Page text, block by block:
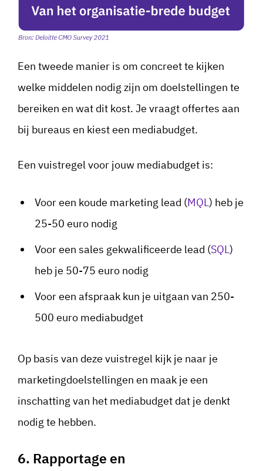
Een tweede manier is om concreet te kijken
welke middelen nodig zijn om doelstellingen te
bereiken en wat dit kost. Je vraagt offertes aan
bij bureaus en kiest een mediabudget.
Een vuistregel voor jouw mediabudget is:
Voor een koude marketing lead (MQL) heb je
25-50 euro nodig
Voor een sales gekwalificeerde lead (SQL)
heb je 50-75 euro nodig
Voor een afspraak kun je uitgaan van 250-
500 euro mediabudget
Op basis van deze vuistregel kijk je naar je
marketingdoelstellingen en maak je een
inschatting van het mediabudget dat je denkt
nodig te hebben.
6. Rapportage en